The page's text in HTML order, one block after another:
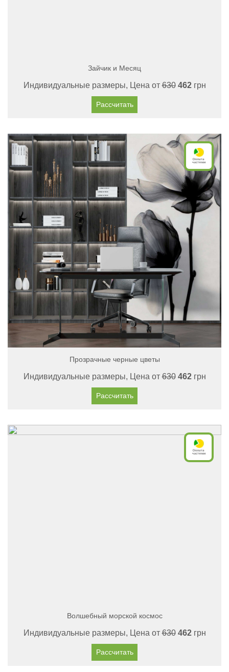
Зайчик и Месяц
Индивидуальные размеры, Цена от630 462грн
Рассчитать
Прозрачные черные цветы
Индивидуальные размеры, Цена от630 462грн
Рассчитать
Волшебный морской космос
Индивидуальные размеры, Цена от630 462грн
Рассчитать